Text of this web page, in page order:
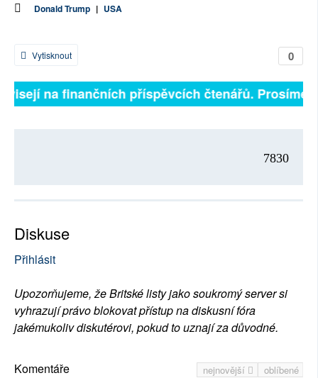
Donald Trump | USA
0
Vytisknout
na finančních příspěvcích čtenářů. Prosíme,
7830
Diskuse
Přihlásit
Upozorňujeme, že Britské listy jako soukromý server si
vyhrazují právo blokovat přístup na diskusní fóra
jakémukoliv diskutérovi, pokud to uznají za důvodné.
nejnovější oblíbené
Komentáře